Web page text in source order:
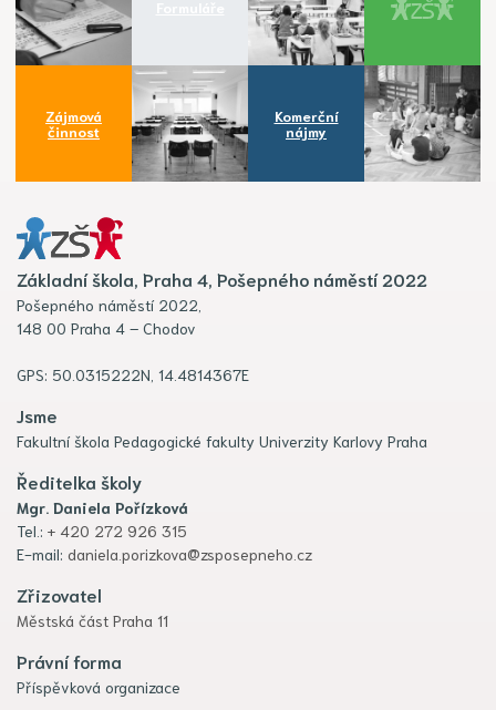
Zájmová
činnost
Komerční
nájmy
Základní škola, Praha 4, Pošepného náměstí 2022
Pošepného náměstí 2022,
148 00 Praha 4 – Chodov
GPS: 50.0315222N, 14.4814367E
Jsme
Fakultní škola Pedagogické fakulty Univerzity Karlovy Praha
Ředitelka školy
Mgr. Daniela Pořízková
Tel.: + 420 272 926 315
E-mail: daniela.porizkova@zsposepneho.cz
Zřizovatel
Městská část Praha 11
Právní forma
Příspěvková organizace